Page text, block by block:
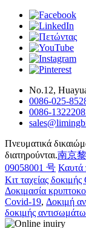
Νο.12,
0086-025-
0086-
Πνευματικά
διατηρούνται.南京
09058001 号 Καυτά
Κιτ ταχείας
Δοκιμασία
Covid-19, Δοκιμή
δοκιμής